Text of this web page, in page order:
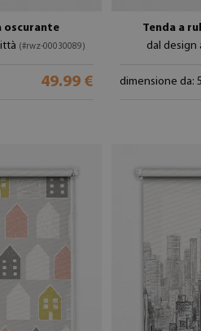
oscurante
(#rwz-00030089)
49.99 €
Tenda a
dal design
dimensione da: